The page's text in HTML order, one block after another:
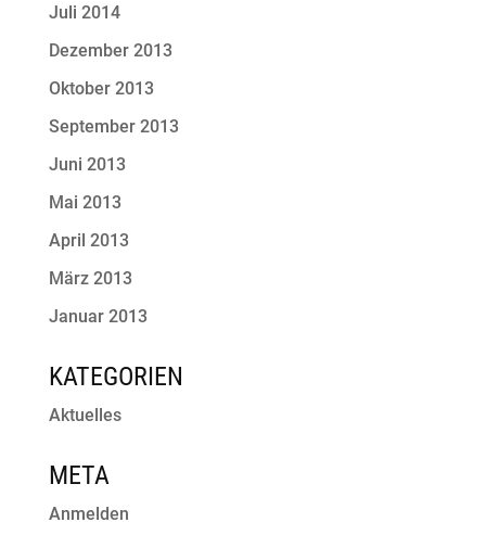
Juli 2014
Dezember 2013
Oktober 2013
September 2013
Juni 2013
Mai 2013
April 2013
März 2013
Januar 2013
KATEGORIEN
Aktuelles
META
Anmelden